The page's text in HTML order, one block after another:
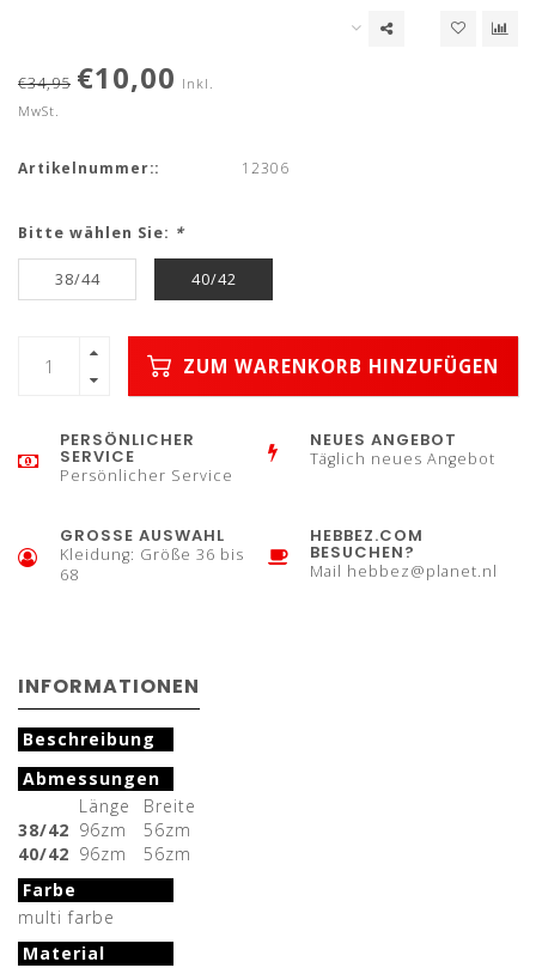
€34,95 €10,00 Inkl.
MwSt.
Artikelnummer:: 12306
Bitte wählen Sie: *
38/44 40/42
ZUM WARENKORB HINZUFÜGEN
PERSÖNLICHER
SERVICE
Persönlicher Service
NEUES ANGEBOT
Täglich neues Angebot
GROSSE AUSWAHL
Kleidung: Größe 36 bis
68
HEBBEZ.COM
BESUCHEN?
Mail hebbez@planet.nl
INFORMATIONEN
Beschreibung
Abmessungen
Länge
Breite
38/42 96zm
56zm
40/42 96zm
56zm
Farbe
multi farbe
Material